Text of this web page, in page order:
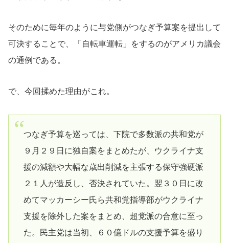
そのために毎年のように与党側がつなぎ予算案を提出して
可決することで、「自転車運転」をするのがアメリカ議会
の通例である。
で、今回揉めた理由がこれ。
つなぎ予算を巡っては、下院で多数派の共和党が
９月２９日に独自案をまとめたが、ウクライナ支
援の減額や大幅な歳出削減を主張する保守強硬派
２１人が造反し、否決されていた。翌３０日に改
めてマッカーシー氏ら共和党指導部がウクライナ
支援を除外した案をまとめ、超党派の合意に至っ
た。民主党は当初、６０億ドルの支援予算を盛り